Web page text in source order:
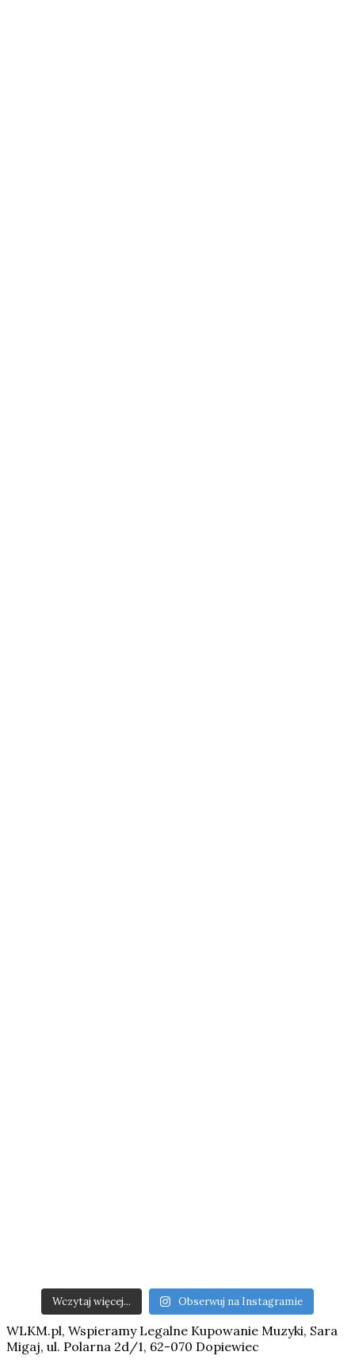
Wczytaj więcej... Obserwuj na Instagramie
WLKM.pl, Wspieramy Legalne Kupowanie Muzyki, Sara
Migaj, ul. Polarna 2d/1, 62-070 Dopiewiec